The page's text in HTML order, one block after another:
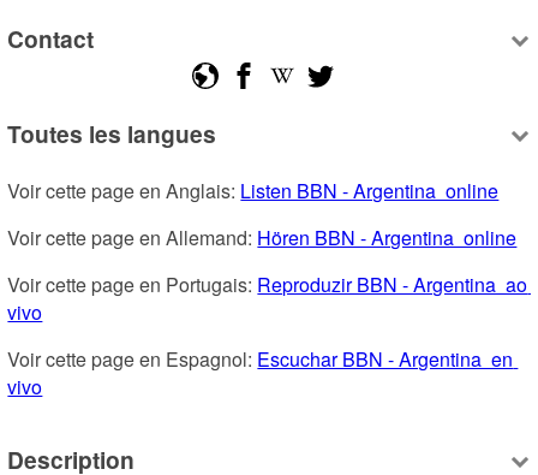
Contact
Toutes les langues
Voir cette page en Anglais: Listen BBN - Argentina  online
Voir cette page en Allemand: Hören BBN - Argentina  online
Voir cette page en Portugais: Reproduzir BBN - Argentina  ao
vivo
Voir cette page en Espagnol: Escuchar BBN - Argentina  en
vivo
Description